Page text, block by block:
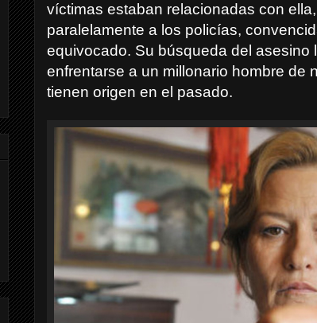
víctimas estaban relacionadas con
paralelamente a los policías,
equivocado. Su búsqueda del asesino
enfrentarse a un millonario hombre
tienen origen en el pasado.